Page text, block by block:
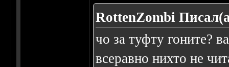
RottenZombi
чо за туфту гоните?
всеравно нихто не